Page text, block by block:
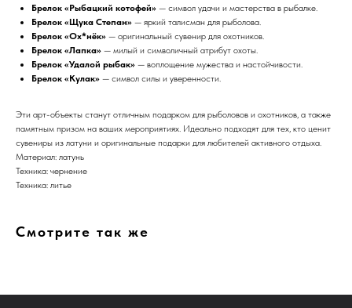
Брелок «Рыбацкий котофей» — символ удачи и мастерства в рыбалке.
Брелок «Щука Степан» — яркий талисман для рыболова.
Брелок «Ох*нёк» — оригинальный сувенир для охотников.
Брелок «Лапка» — милый и символичный атрибут охоты.
Брелок «Удалой рыбак» — воплощение мужества и настойчивости.
Брелок «Кулак» — символ силы и уверенности.
Эти арт-объекты станут отличным подарком для рыболовов и охотников, а также
памятным призом на ваших мероприятиях. Идеально подходят для тех, кто ценит
сувениры из латуни и оригинальные подарки для любителей активного отдыха.
Материал: латунь
Техника: чернение
Техника: литье
Смотрите так же